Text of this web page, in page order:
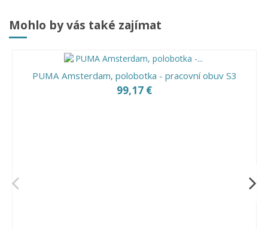
Mohlo by vás také zajímat
PUMA Amsterdam, polobotka - pracovní obuv S3
99,17 €